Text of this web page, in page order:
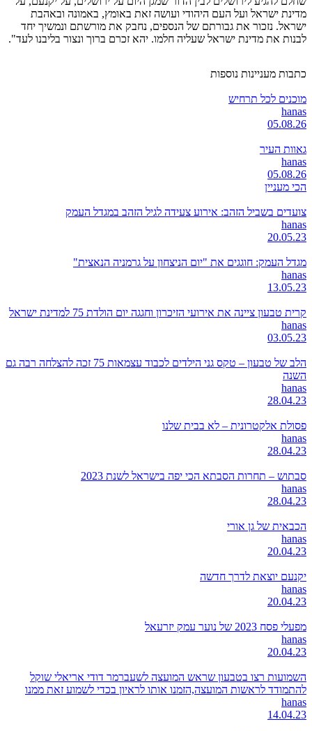
מדינת ישראל ועל העם היהודי ועושה זאת באומץ, באמונה ובאהבת
ישראל. נזכור את גבורתם של הנספים, נחבק את מורשתם ונמשיך יחד
לבנות את מדינת ישראל שעליה חלמו. יהא זכרם ברוך ונצור בליבנו לעד".
כתבות מעניינות נוספות
מוכנים לכל תרחיש
hanas
05.08.26
גאוות העיר
hanas
05.08.26
הכי מעניין
צועדים בשביל הזהב: אירוע צעידה לגיל הזהב במגדל העמק
hanas
20.05.23
מגדל העמק: חוגגים את "יום הניצחון על גרמניה הנאצית"
hanas
13.05.23
קרית טבעון ציינה את אירועי הזיכרון וחגגה יום הולדת 75 למדינת ישראל
hanas
03.05.23
הלב של טבעון – טקס גני הילדים לכבוד עצמאות 75 זכה להצלחה רבה גם
השנה
hanas
28.04.23
פסולת אלקטרונית – לא בבית שלנו
hanas
28.04.23
סבתוש – תחרות הסבתא הכי יפה בישראל לשנת 2023
hanas
28.04.23
הכבאית של גן אורי
hanas
20.04.23
יקנעם יוצאת לדרך חדשה
hanas
20.04.23
מפעלי פסח 2023 של נוער עמק יזרעאל
hanas
20.04.23
השמועות רצו בטבעון שראש המועצה לשעברמר דודי אריאלי שוקל
להתמודד לראשות המועצה,הזמנו אותו לראיון בכדי לשמוע זאת ממנו
hanas
14.04.23